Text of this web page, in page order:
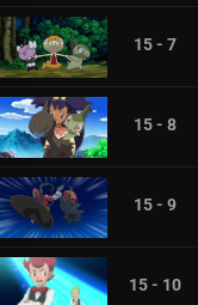
15 - 7
15 - 8
15 - 9
15 - 10